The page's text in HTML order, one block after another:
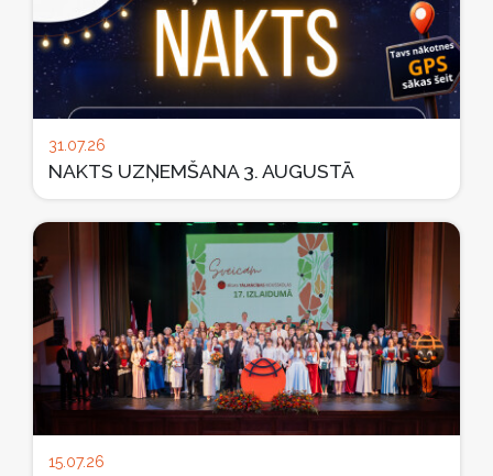
31.07.26
NAKTS UZŅEMŠANA 3. AUGUSTĀ
15.07.26